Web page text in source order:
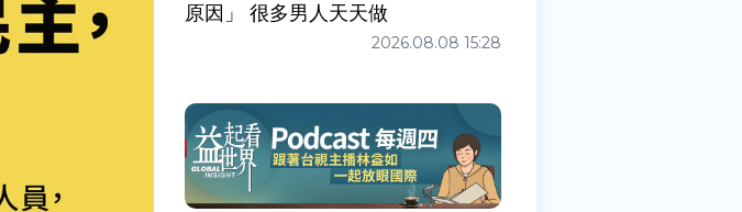
原因」 很多男人天天做
2026.08.08 15:28